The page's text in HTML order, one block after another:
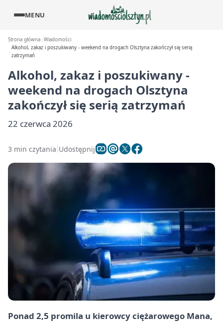
MENU
Strona główna Wiadomości
Alkohol, zakaz i poszukiwany - weekend na drogach Olsztyna zakończył się serią
zatrzymań
Alkohol, zakaz i poszukiwany -
weekend na drogach Olsztyna
zakończył się serią zatrzymań
22 czerwca 2026
3 min czytania Udostępnij
Ponad 2,5 promila u kierowcy ciężarowego Mana,